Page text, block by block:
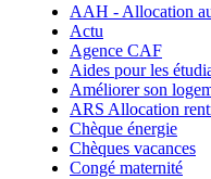
AAH - Allocation
Actu
Agence CAF
Aides pour les
Améliorer son
ARS Allocation
Chèque énergie
Chèques vacances
Congé maternité